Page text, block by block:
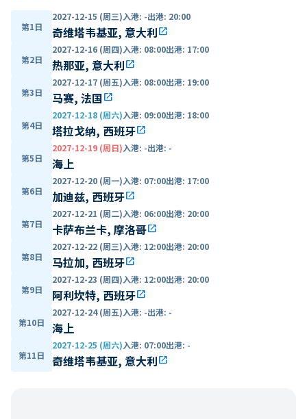
第1日
2027-12-15 (周三)入港: -出港: 20:00
奇维塔韦基亚, 意大利open_in_new
第2日
2027-12-16 (周四)入港: 08:00出港: 17:00
热那亚, 意大利open_in_new
第3日
2027-12-17 (周五)入港: 08:00出港: 19:00
马赛, 法国open_in_new
第4日
2027-12-18 (周六)入港: 09:00出港: 18:00
塔拉戈纳, 西班牙open_in_new
第5日
2027-12-19 (周日)入港: -出港: -
海上
第6日
2027-12-20 (周一)入港: 07:00出港: 17:00
加迪兹, 西班牙open_in_new
第7日
2027-12-21 (周二)入港: 06:00出港: 20:00
卡萨布兰卡, 摩洛哥open_in_new
第8日
2027-12-22 (周三)入港: 12:00出港: 20:00
马拉加, 西班牙open_in_new
第9日
2027-12-23 (周四)入港: 12:00出港: 20:00
阿利坎特, 西班牙open_in_new
第10日
2027-12-24 (周五)入港: -出港: -
海上
第11日
2027-12-25 (周六)入港: 07:00出港: -
奇维塔韦基亚, 意大利open_in_new